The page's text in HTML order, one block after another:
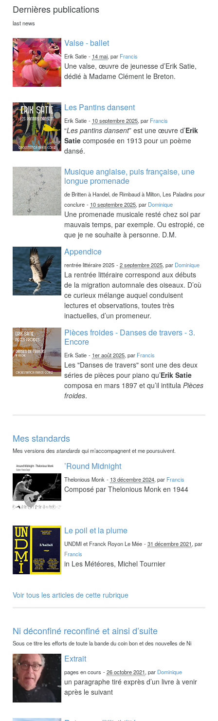
Dernières publications
last news
Valse - ballet
Erik Satie - 14 mai, par Francis
Une valse, œuvre de jeunesse d’Erik Satie,
dédié à Madame Clément le Breton.
Les Pantins dansent
Erik Satie - 10 septembre 2025, par Francis
“Les pantins dansent” est une œuvre d’Erik
Satie composée en 1913 pour un poème
dansé.
Musique anglaise, puis française, une
longue promenade
de Britten à Handel, de Rimbaud à Milton, Les Paladins pour
conclure - 10 septembre 2025, par Dominique
Une promenade musicale resté chez soi par
mauvais temps, par exemple. Ou estropié, ce
que je ne souhaite à personne. D.M.
Appendice
rentrée littéraire 2025 -2 septembre 2025, par Dominique
La rentrée littéraire correspond aux débuts
de la migration automnale des oiseaux. D’où
ce curieux mélange auquel conduisent
lectures et observations, toutes très
inactuelles, d’un promeneur.
Pièces froides - Danses de travers - 3.
Encore
Erik Satie - 1er août 2025, par Francis
Les "Danses de travers" sont une des deux
séries de pièces pour piano qu’Erik Satie
composa en mars 1897 et qu’il intitulaPièces
froides.
Mes standards
Mes versions desstandardsqui m’accompagnent et me poursuivent.
’Round Midnight
Thelonious Monk - 13 décembre 2024, par Francis
Composé par Thelonious Monk en 1944
Le poil et la plume
UNDMI et Franck Royon Le Mée -31 décembre 2021, par
Francis
in Les Météores, Michel Tournier
Voir tous les articles de cette rubrique
Ni déconfiné reconfiné et ainsi d’suite
Sous ce titre les efforts de toute la bande du coin bon et des nouvelles de Ni
Extrait
pages en cours -26 octobre 2021, par Dominique
un paragraphe tiré exprès d’un livre à venir
après le suivant